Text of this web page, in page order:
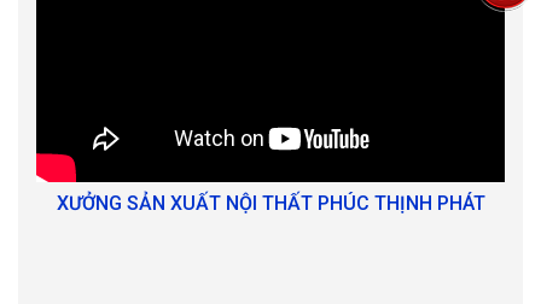
XƯỞNG SẢN XUẤT NỘI THẤT PHÚC THỊNH PHÁT